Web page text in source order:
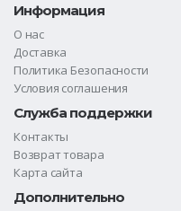
Информация
О нас
Доставка
Политика Безопасности
Условия соглашения
Служба поддержки
Контакты
Возврат товара
Карта сайта
Дополнительно